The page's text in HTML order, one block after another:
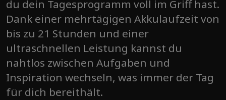
du dein Tagesprogramm voll im Griff hast.
Dank einer mehrtägigen Akkulaufzeit von
bis zu 21 Stunden und einer
ultraschnellen Leistung kannst du
nahtlos zwischen Aufgaben und
Inspiration wechseln, was immer der Tag
für dich bereithält.